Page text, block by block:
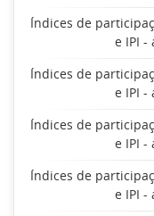
Índices de
e IPI -
Índices de
e IPI -
Índices de
e IPI -
Índices de
e IPI -